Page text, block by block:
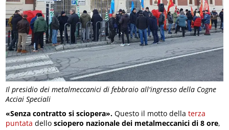
Il presidio dei metalmeccanici di febbraio all'ingresso della Cogne
Acciai Speciali
«Senza contratto si sciopera». Questo il motto dellaterza
puntata dellosciopero nazionale dei metalmeccanici di 8 ore,